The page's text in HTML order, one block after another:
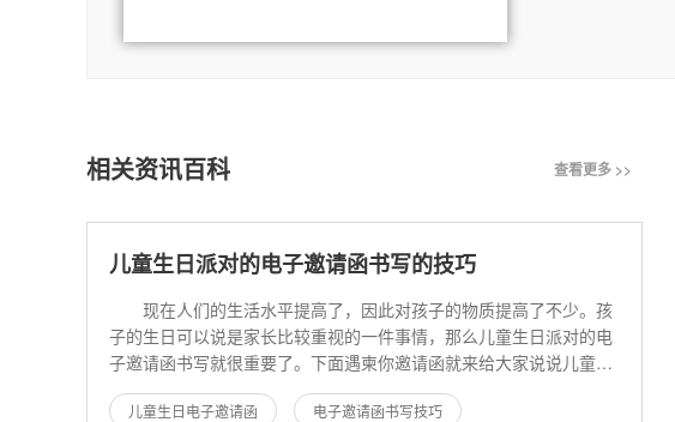
相关资讯百科 查看更多 >>
儿童生日派对的电子邀请函书写的技巧
现在人们的生活水平提高了，因此对孩子的物质提高了不少。孩
子的生日可以说是家长比较重视的一件事情，那么儿童生日派对的电
子邀请函书写就很重要了。下面遇柬你邀请函就来给大家说说儿童生
日派对的电子邀请函书
儿童生日电子邀请函 电子邀请函书写技巧